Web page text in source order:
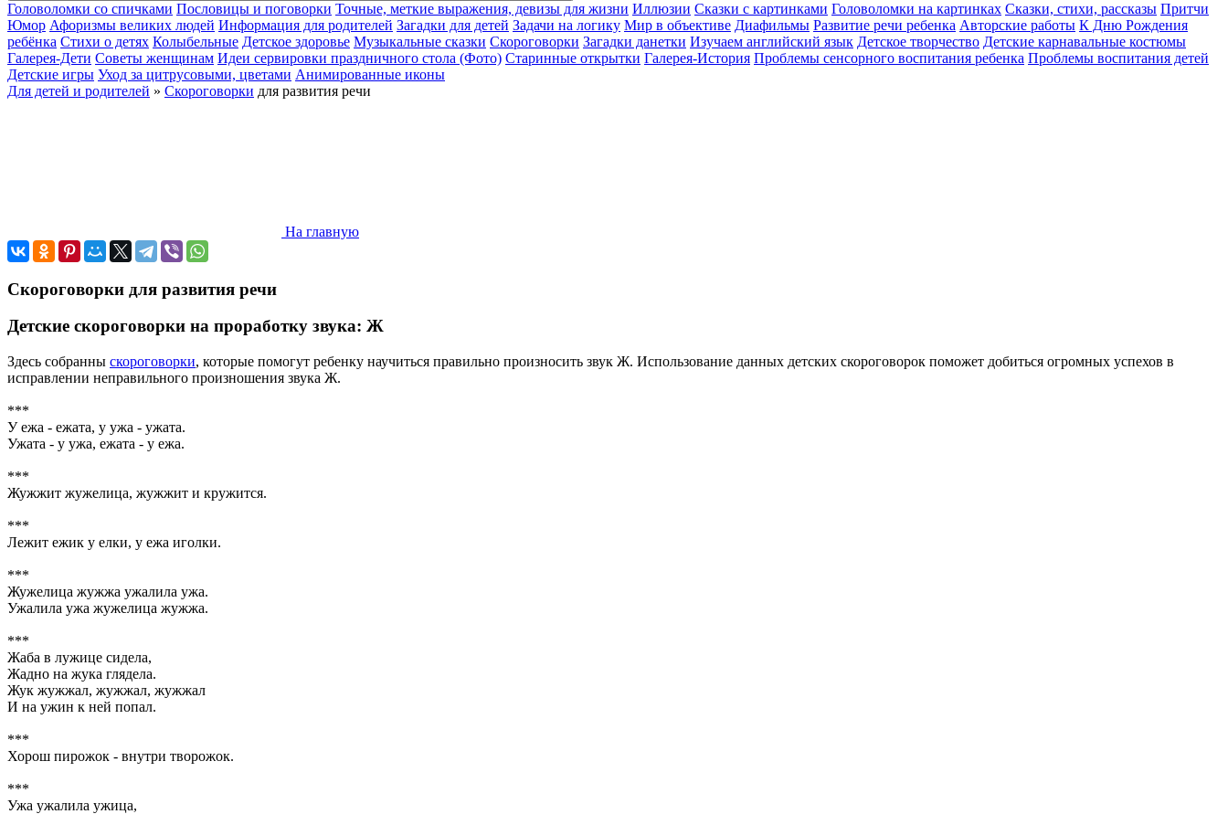
Головоломки со спичками Пословицы и поговорки Точные, меткие выражения, девизы для жизни Иллюзии Сказки с картинками Головоломки на картинках Сказки, стихи, рассказы Притчи
Юмор Афоризмы великих людей Информация для родителей Загадки для детей Задачи на логику Мир в объективе Диафильмы Развитие речи ребенка Авторские работы К Дню Рождения
ребёнка Cтихи о детях Колыбельные Детское здоровье Музыкальные сказки Скороговорки Загадки данетки Изучаем английский язык Детское творчество Детские карнавальные костюмы
Галерея-Дети Cоветы женщинам Идеи сервировки праздничного стола (Фото) Старинные открытки Галерея-История Проблемы сенсорного воспитания ребенка Проблемы воспитания детей
Детские игры Уход за цитрусовыми, цветами Анимированные иконы
Для детей и родителей » Скороговорки для развития речи
На главную
Скороговорки для развития речи
Детские скороговорки на проработку звука: Ж
Здесь собранны скороговорки, которые помогут ребенку научиться правильно произносить звук Ж. Использование данных детских скороговорок поможет добиться огромных успехов в
исправлении неправильного произношения звука Ж.
***
У ежа - ежата, у ужа - ужата.
Ужата - у ужа, ежата - у ежа.
***
Жужжит жужелица, жужжит и кружится.
***
Лежит ежик у елки, у ежа иголки.
***
Жужелица жужжа ужалила ужа.
Ужалила ужа жужелица жужжа.
***
Жаба в лужице сидела,
Жадно на жука глядела.
Жук жужжал, жужжал, жужжал
И на ужин к ней попал.
***
Хорош пирожок - внутри творожок.
***
Ужа ужалила ужица,